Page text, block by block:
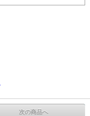
次の商品へ